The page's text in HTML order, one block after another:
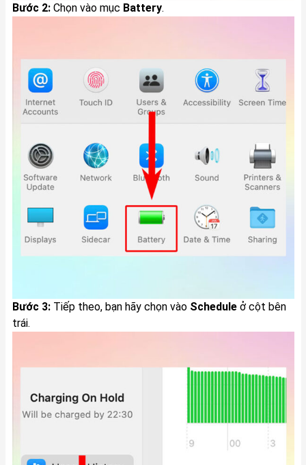
Bước 2:Chọn vào mục Battery.
Bước 3:Tiếp theo, bạn hãy chọn vào Scheduleở cột bên
trái.